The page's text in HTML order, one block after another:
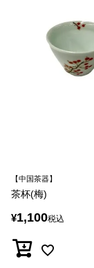
【中国茶器】
茶杯(梅)
¥1,100税込